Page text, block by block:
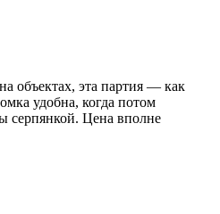
объектах, эта партия — как
удобна, когда потом
серпянкой. Цена вполне